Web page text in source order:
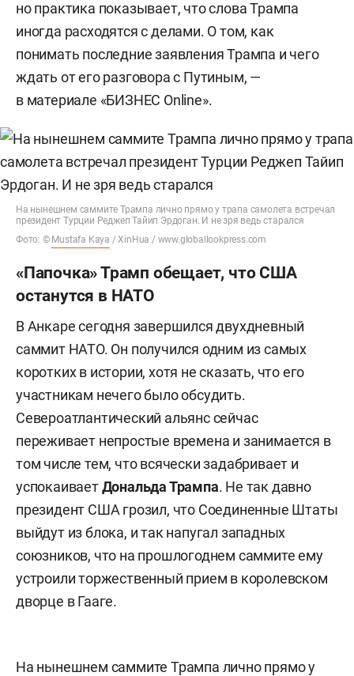
но практика показывает, что слова Трампа
иногда расходятся с делами. О том, как
понимать последние заявления Трампа и чего
ждать от его разговора с Путиным, —
в материале «БИЗНЕС Online».
На нынешнем саммите Трампа лично прямо у трапа самолета встречал
президент Турции Реджеп Тайип Эрдоган. И не зря ведь старался
Фото: © Mustafa Kaya / XinHua / www.globallookpress.com
«Папочка» Трамп обещает, что США
останутся в НАТО
В Анкаре сегодня завершился двухдневный
саммит НАТО. Он получился одним из самых
коротких в истории, хотя не сказать, что его
участникам нечего было обсудить.
Североатлантический альянс сейчас
переживает непростые времена и занимается в
том числе тем, что всячески задабривает и
успокаиваетДональда Трампа. Не так давно
президент США грозил, что Соединенные Штаты
выйдут из блока, и так напугал западных
союзников, что на прошлогоднем саммите ему
устроили торжественный прием в королевском
дворце в Гааге.
На нынешнем саммите Трампа лично прямо у